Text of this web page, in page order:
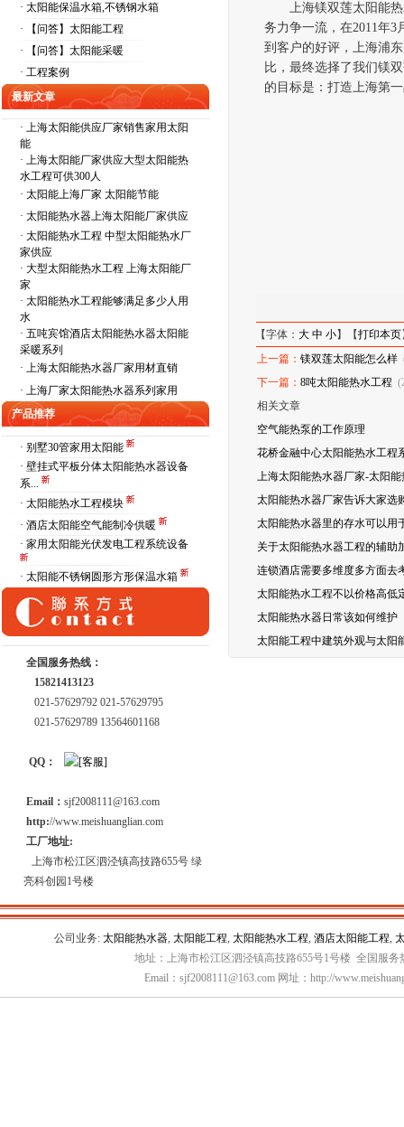
· 太阳能保温水箱,不锈钢水箱
· 【问答】太阳能工程
· 【问答】太阳能采暖
· 工程案例
最新文章
· 上海太阳能供应厂家销售家用太阳
能
· 上海太阳能厂家供应大型太阳能热
水工程可供300人
· 太阳能上海厂家 太阳能节能
· 太阳能热水器上海太阳能厂家供应
· 太阳能热水工程 中型太阳能热水厂
家供应
· 大型太阳能热水工程 上海太阳能厂
家
· 太阳能热水工程能够满足多少人用
水
· 五吨宾馆酒店太阳能热水器太阳能
采暖系列
· 上海太阳能热水器厂家用材直销
· 上海厂家太阳能热水器系列家用
产品推荐
· 别墅30管家用太阳能
· 壁挂式平板分体太阳能热水器设备
系...
· 太阳能热水工程模块
· 酒店太阳能空气能制冷供暖
· 家用太阳能光伏发电工程系统设备
· 太阳能不锈钢圆形方形保温水箱
全国服务热线：
15821413123
021-57629792 021-57629795
021-57629789 13564601168
QQ：
Email： sjf2008111@163.com
http://www.meishuanglian.com
工厂地址:
上海市松江区泗泾镇高技路655号 绿
亮科创园1号楼
上海镁双莲太阳能热
务力争一流，在2011年3
到客户的好评，上海浦
比，最终选择了我们镁
的目标是：打造上海第
【字体：大 中 小】【打印本页
上一篇：镁双莲太阳能怎么样
下一篇：8吨太阳能热水工程
相关文章
空气能热泵的工作原理
花桥金融中心太阳能热水工程
上海太阳能热水器厂家-太阳
太阳能热水器厂家告诉大家选
太阳能热水器里的存水可以用
关于太阳能热水器工程的辅助
连锁酒店需要多维度多方面去
太阳能热水工程不以价格高低
太阳能热水器日常该如何维护
太阳能工程中建筑外观与太阳
公司业务: 太阳能热水器, 太阳能工程, 太阳能热水工程, 酒店太阳能工程,
地址：上海市松江区泗泾镇高技路655号1号楼 全国服务
Email：sjf2008111@163.com 网址：http://